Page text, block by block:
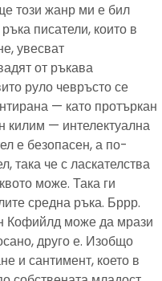
този жанр ми е бил
писатели, които в
увесват
от ръкава
руло чевръсто се
— като протъркан
килим — интелектуална
е безопасен, а по-
така че с ласкателства
може. Така ги
средна ръка. Бррр.
Кофийлд може да мрази
друго е. Изобщо
и сантимент, което в